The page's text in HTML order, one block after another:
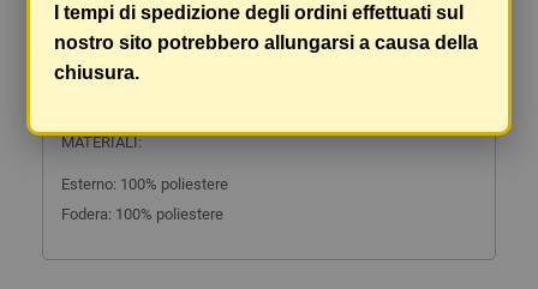
PROTEZIONI:
-Protezione CE Livello 1 sulle spalle e gomiti e petto.
MATERIALI:
Esterno: 100% poliestere
Fodera: 100% poliestere
I tempi di spedizione degli ordini effettuati sul
nostro sito potrebbero allungarsi a causa della
chiusura.